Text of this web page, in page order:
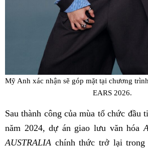
Mỹ Anh xác nhận sẽ góp mặt tại chương
EARS 2026.
Sau thành công của mùa tổ chức đầu
năm 2024, dự án giao lưu văn hóa
AUSTRALIA chính thức trở lại